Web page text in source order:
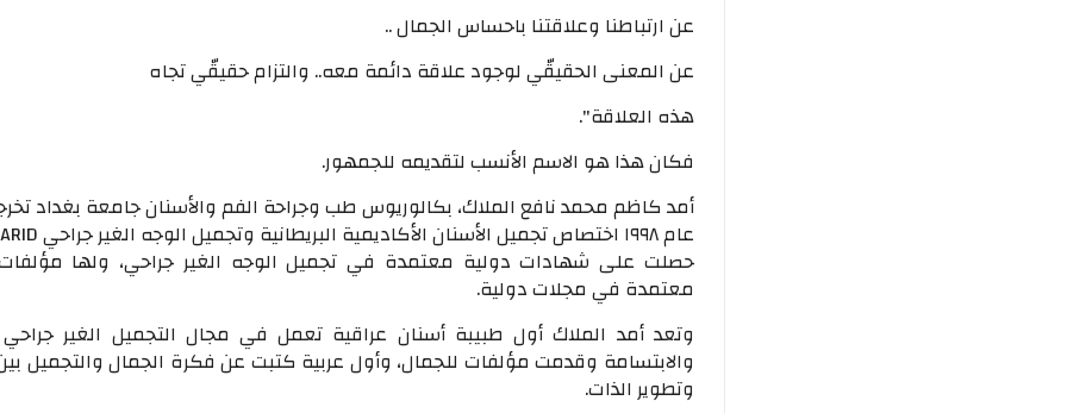
عن ارتباطنا وعلاقتنا باحساس الجمال ..
عن المعنى الحقيقّي لوجود علاقة دائمة معه.. والتزام حقيقّي تجاه
هذه العلاقة".
فكان هذا هو الاسم الأنسب لتقديمه للجمهور.
أمد كاظم محمد نافع الملاك، بكالوريوس طب وجراحة الفم والأسنان جامعة بغداد
حصلت على شهادات دولية معتمدة في تجميل الوجه الغير جراحي، ولها
معتمدة في مجلات دولية.
وتعد أمد الملاك أول طبيبة أسنان عراقية تعمل في مجال التجميل الغير
والابتسامة وقدمت مؤلفات للجمال، وأول عربية كتبت عن فكرة الجمال والتجميل
وتطوير الذات.